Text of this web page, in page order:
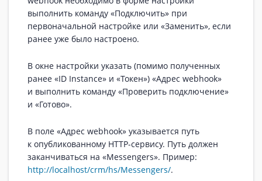
выполнить команду «Подключить» при
первоначальной настройке или «Заменить», если
ранее уже было настроено.
В окне настройки указать (помимо полученных
ранее «ID Instance» и «Токен») «Адрес webhook»
и выполнить команду «Проверить подключение»
и «Готово».
В поле «Адрес webhook» указывается путь
к опубликованному HTTP-сервису. Путь должен
заканчиваться на «Messengers». Пример:
http://localhost/crm/hs/Messengers/.